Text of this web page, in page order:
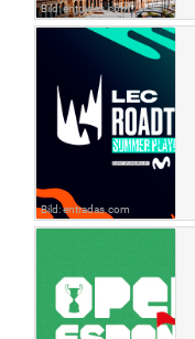
Bild: entradas.com
Bild: entradas.com